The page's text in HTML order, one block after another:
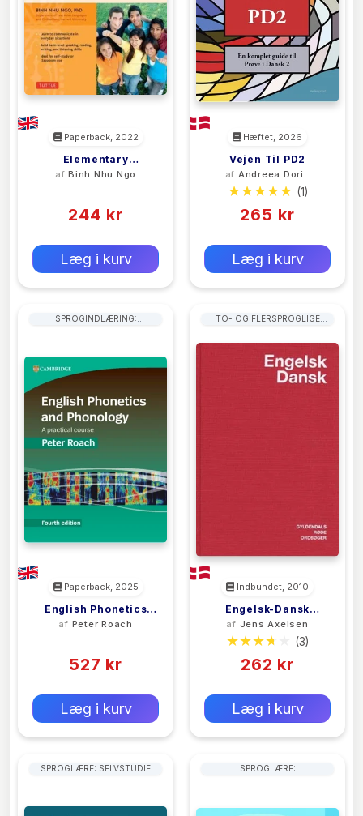
Paperback, 2022
Elementary
Vietnamese
afBinh Nhu Ngo
244 kr
Læg i kurv
Hæftet, 2026
Vejen Til PD2
af Andreea Doria
Negruțiu
(1)
265 kr
Læg i kurv
SPROGINDLÆRING:
Paperback, 2025
English Phonetics
And Phonology
af Peter Roach
527 kr
Læg i kurv
TO- OG FLERSPROGLIGE
Indbundet, 2010
Engelsk-Dansk
Ordbog
af Jens Axelsen
(3)
262 kr
Læg i kurv
SPROGLÆRE: SELVSTUDIE
SPROGLÆRE: